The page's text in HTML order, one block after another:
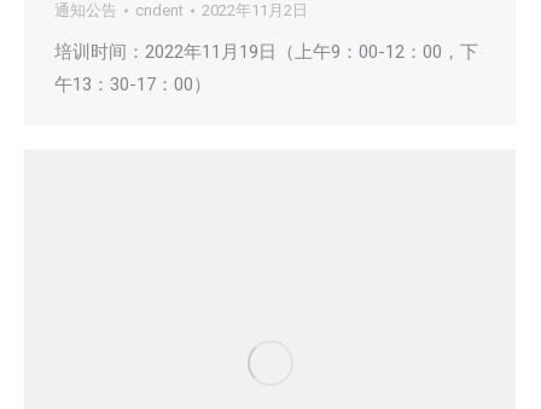
通知公告 cndent 2022年11月2日
培训时间：2022年11月19日（上午9：00-12：00，下
午13：30-17：00）